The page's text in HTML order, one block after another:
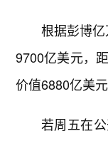
根据彭博
9700亿美元，
价值6880亿美元
若周五在